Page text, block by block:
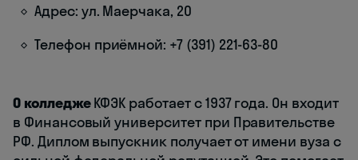
Адрес: ул. Маерчака, 20
Телефон приёмной: +7 (391) 221-63-80
О колледжеКФЭК работает с 1937 года. Он входит
в Финансовый университет при Правительстве
РФ. Диплом выпускник получает от имени вуза с